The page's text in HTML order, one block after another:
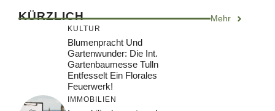
KÜRZLICH Mehr
KULTUR
Blumenpracht Und
Gartenwunder: Die Int.
Gartenbaumesse Tulln
Entfesselt Ein Florales
Feuerwerk!
IMMOBILIEN